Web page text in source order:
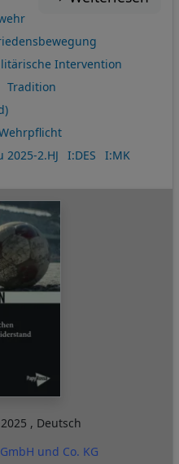
Intervention
Tradition
2025-2.HJ I:DES I:MK
, Deutsch
und Co. KG